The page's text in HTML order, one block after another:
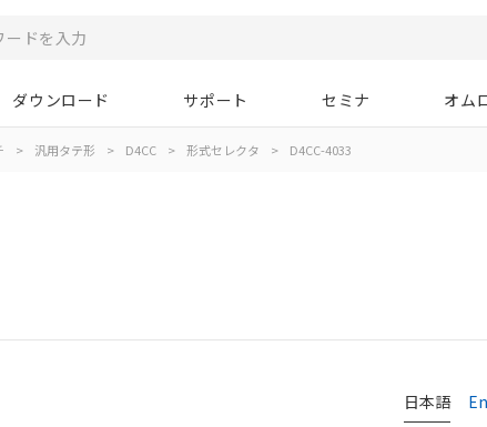
ダウンロード サポート セミナ オム
> 汎用タテ形 > D4CC > 形式セレクタ > D4CC-4033
日本語